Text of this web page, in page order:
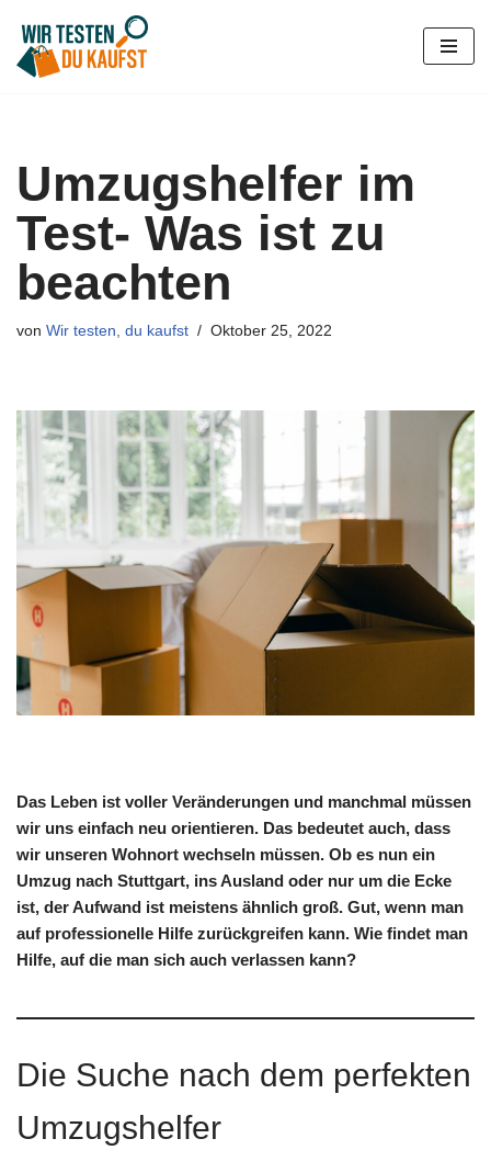
Zum
Umzugshelfer im
Test- Was ist zu
beachten
von Wir testen, du kaufst Oktober 25, 2022
Das Leben ist voller Veränderungen und manchmal müssen
wir uns einfach neu orientieren. Das bedeutet auch, dass
wir unseren Wohnort wechseln müssen. Ob es nun ein
Umzug nach Stuttgart, ins Ausland oder nur um die Ecke
ist, der Aufwand ist meistens ähnlich groß. Gut, wenn man
auf professionelle Hilfe zurückgreifen kann. Wie findet man
Hilfe, auf die man sich auch verlassen kann?
Die Suche nach dem perfekten
Umzugshelfer